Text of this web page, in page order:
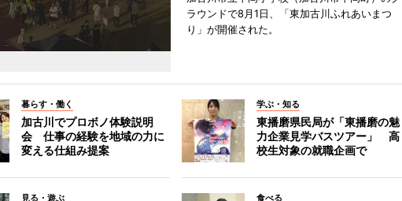
ラウンドで8月1日、「東加古川ふれあいまつ
り」が開催された。
暮らす・働く
加古川でプロボノ体験説明
会 仕事の経験を地域の力に
変える仕組み提案
学ぶ・知る
東播磨県民局が「東播磨の魅
力企業見学バスツアー」 高
校生対象の就職企画で
見る・遊ぶ 食べる